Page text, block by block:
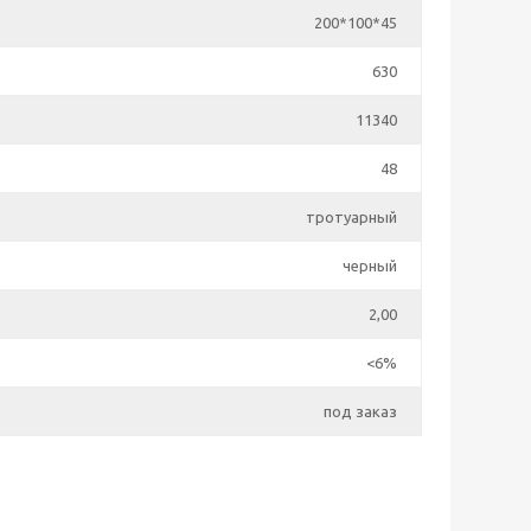
200*100*45
630
11340
48
тротуарный
черный
2,00
<6%
под заказ